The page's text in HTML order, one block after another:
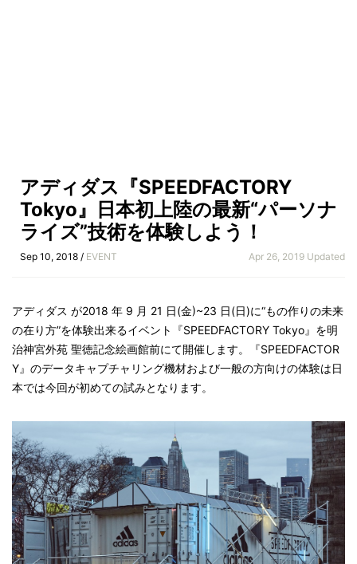
アディダス『SPEEDFACTORY
Tokyo』日本初上陸の最新“パーソナ
ライズ”技術を体験しよう！
Sep 10, 2018 / EVENT Apr 26, 2019 Updated
アディダス が2018 年 9 月 21 日(金)~23 日(日)に“もの作りの未来
の在り方”を体験出来るイベント『SPEEDFACTORY Tokyo』を明
治神宮外苑 聖徳記念絵画館前にて開催します。『SPEEDFACTOR
Y』のデータキャプチャリング機材および一般の方向けの体験は日
本では今回が初めての試みとなります。